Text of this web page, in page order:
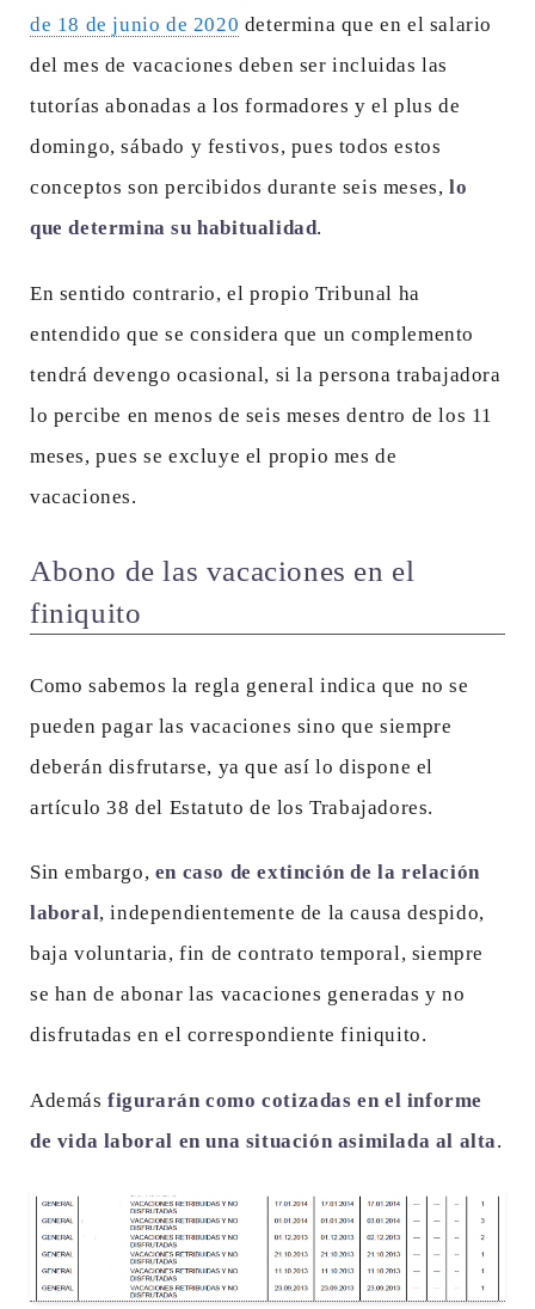
de 18 de junio de 2020 determina que en el salario
del mes de vacaciones deben ser incluidas las
tutorías abonadas a los formadores y el plus de
domingo, sábado y festivos, pues todos estos
conceptos son percibidos durante seis meses,lo
que determina su habitualidad.
En sentido contrario, el propio Tribunal ha
entendido que se considera que un complemento
tendrá devengo ocasional, si la persona trabajadora
lo percibe en menos de seis meses dentro de los 11
meses, pues se excluye el propio mes de
vacaciones.
Abono de las vacaciones en el
finiquito
Como sabemos la regla general indica que no se
pueden pagar las vacaciones sino que siempre
deberán disfrutarse, ya que así lo dispone el
artículo 38 del Estatuto de los Trabajadores.
Sin embargo, en caso de extinción de la relación
laboral, independientemente de la causa despido,
baja voluntaria, fin de contrato temporal, siempre
se han de abonar las vacaciones generadas y no
disfrutadas en el correspondiente finiquito.
Ademásfigurarán como cotizadas en el informe
de vida laboral en una situación asimilada al alta.